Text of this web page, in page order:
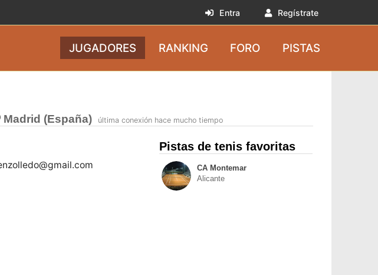
Entra Regístrate
JUGADORES RANKING FORO PISTAS
Madrid (España) última conexión hace mucho tiempo
Pistas de tenis favoritas
CA Montemar
Alicante